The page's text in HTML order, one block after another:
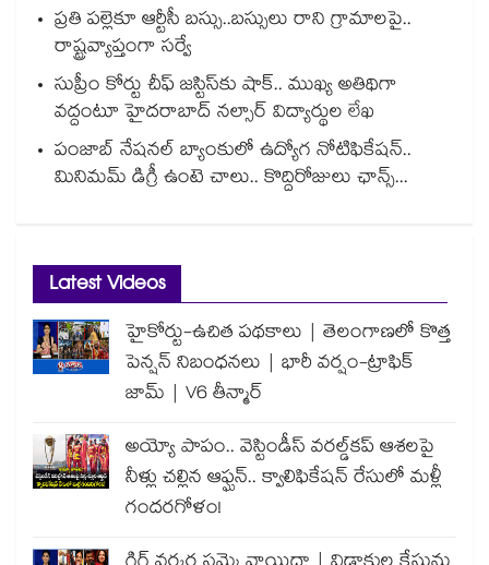
ప్రతి పల్లెకూ ఆర్టీసీ బస్సు..బస్సులు రాని గ్రామాలపై..
రాష్ట్రవ్యాప్తంగా సర్వే
సుప్రీం కోర్టు చీఫ్ జస్టిస్⁭కు షాక్.. ముఖ్య అతిథిగా
వద్దంటూ హైదరాబాద్ నల్సార్ విద్యార్థుల లేఖ
పంజాబ్ నేషనల్ బ్యాంకులో ఉద్యోగ నోటిఫికేషన్..
మినిమమ్ డిగ్రీ ఉంటె చాలు.. కొద్దిరోజులు ఛాన్స్...
Latest Videos
హైకోర్టు-ఉచిత పథకాలు | తెలంగాణలో కొత్త
పెన్షన్ నిబంధనలు | భారీ వర్షం-ట్రాఫిక్
జామ్ | V6 తీన్మార్
అయ్యో పాపం.. వెస్టిండీస్ వరల్డ్‌కప్ ఆశలపై
నీళ్లు చల్లిన ఆఫ్ఘన్.. క్వాలిఫికేషన్ రేసులో మళ్లీ
గందరగోళం!